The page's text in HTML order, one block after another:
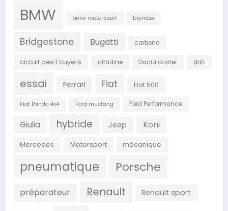
BMW bmw motorsport brembo
Bridgestone Bugatti carbone
circuit des Ecuyers citadine Dacia duster drift
essai Ferrari Fiat Fiat 500
Fiat Panda 4x4 Ford mustang Ford Performance
Giulia hybride Jeep Koni
Mercedes Motorsport mécanique
pneumatique Porsche
préparateur Renault Renault sport